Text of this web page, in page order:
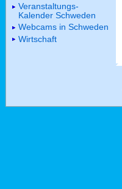
Veranstaltungs-
Kalender Schweden
Webcams in Schweden
Wirtschaft